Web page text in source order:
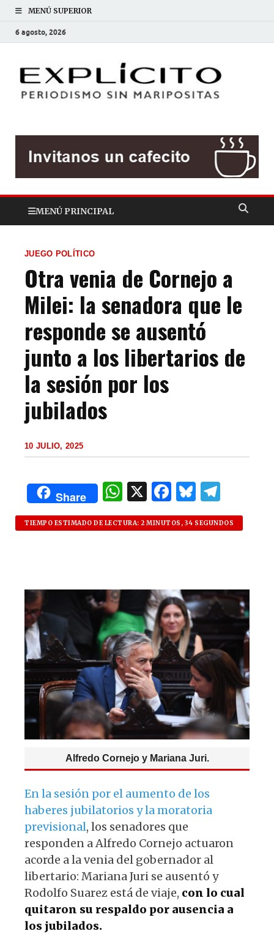
MENÚ SUPERIOR
6 agosto, 2026
MENÚ PRINCIPAL
JUEGO POLÍTICO
Otra venia de Cornejo a
Milei: la senadora que le
responde se ausentó
junto a los libertarios de
la sesión por los
jubilados
10 JULIO, 2025
Share
W
h
at
p
p
X F
a
c
o
o
k
B
lu
es
el
e
m
TIEMPO ESTIMADO DE LECTURA: 2 MINUTOS, 34 SEGUNDOS
Alfredo Cornejo y Mariana Juri.
En la sesión por el aumento de los
haberes jubilatorios y la moratoria
previsional, los senadores que
responden a Alfredo Cornejo actuaron
acorde a la venia del gobernador al
libertario: Mariana Juri se ausentó y
Rodolfo Suarez está de viaje, con lo cual
quitaron su respaldo por ausencia a
los jubilados.